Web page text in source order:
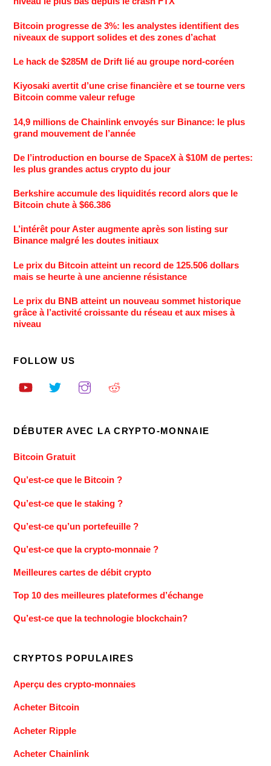
Bitcoin progresse de 3%: les analystes identifient des
niveaux de support solides et des zones d’achat
Le hack de $285M de Drift lié au groupe nord-coréen
Kiyosaki avertit d’une crise financière et se tourne vers
Bitcoin comme valeur refuge
14,9 millions de Chainlink envoyés sur Binance: le plus
grand mouvement de l’année
De l’introduction en bourse de SpaceX à $10M de pertes:
les plus grandes actus crypto du jour
Berkshire accumule des liquidités record alors que le
Bitcoin chute à $66.386
L’intérêt pour Aster augmente après son listing sur
Binance malgré les doutes initiaux
Le prix du Bitcoin atteint un record de 125.506 dollars
mais se heurte à une ancienne résistance
Le prix du BNB atteint un nouveau sommet historique
grâce à l’activité croissante du réseau et aux mises à
niveau
FOLLOW US
DÉBUTER AVEC LA CRYPTO-MONNAIE
Bitcoin Gratuit
Qu’est-ce que le Bitcoin ?
Qu’est-ce que le staking ?
Qu’est-ce qu’un portefeuille ?
Qu’est-ce que la crypto-monnaie ?
Meilleures cartes de débit crypto
Top 10 des meilleures plateformes d’échange
Qu’est-ce que la technologie blockchain?
CRYPTOS POPULAIRES
Aperçu des crypto-monnaies
Acheter Bitcoin
Acheter Ripple
Acheter Chainlink